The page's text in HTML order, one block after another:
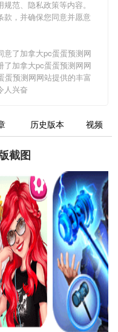
范、隐私政策等内容。
款，并确保您同意并愿意
意了加拿大pc蛋蛋预测网
了加拿大pc蛋蛋预测网网
蛋预测网网站提供的丰富
人兴奋
历史版本 视频
截图